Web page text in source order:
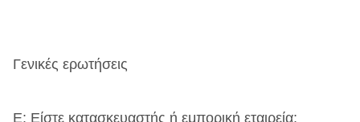
Γενικές ερωτήσεις
Ε: Είστε κατασκευαστής ή εμπορική εταιρεία;